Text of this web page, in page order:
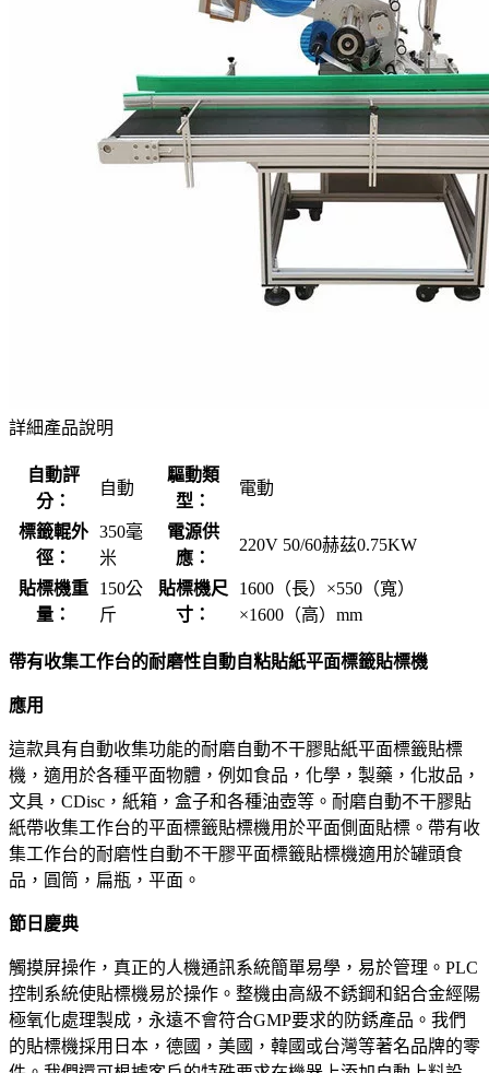
詳細產品說明
自動評
分：
自動
驅動類
型：
電動
標籤輥外
徑：
350毫
米
電源供
應：
220V 50/60赫茲0.75KW
貼標機重
量：
150公
斤
貼標機尺
寸：
1600（長）×550（寬）
×1600（高）mm
帶有收集工作台的耐磨性自動自粘貼紙平面標籤貼標機
應用
這款具有自動收集功能的耐磨自動不干膠貼紙平面標籤貼標
機，適用於各種平面物體，例如食品，化學，製藥，化妝品，
文具，CDisc，紙箱，盒子和各種油壺等。耐磨自動不干膠貼
紙帶收集工作台的平面標籤貼標機用於平面側面貼標。帶有收
集工作台的耐磨性自動不干膠平面標籤貼標機適用於罐頭食
品，圓筒，扁瓶，平面。
節日慶典
觸摸屏操作，真正的人機通訊系統簡單易學，易於管理。PLC
控制系統使貼標機易於操作。整機由高級不銹鋼和鋁合金經陽
極氧化處理製成，永遠不會符合GMP要求的防銹產品。我們
的貼標機採用日本，德國，美國，韓國或台灣等著名品牌的零